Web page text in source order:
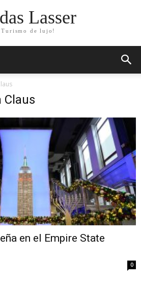
Lasser
de lujo!
Claus
en el Empire State
0